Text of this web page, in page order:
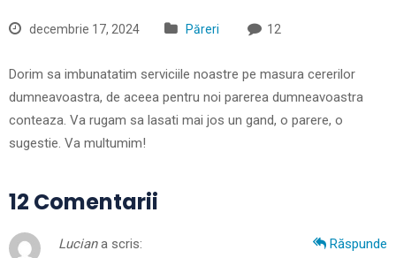
decembrie 17, 2024 Păreri 12
Dorim sa imbunatatim serviciile noastre pe masura cererilor
dumneavoastra, de aceea pentru noi parerea dumneavoastra
conteaza. Va rugam sa lasati mai jos un gand, o parere, o
sugestie. Va multumim!
12 Comentarii
Răspunde
Lucian a scris: